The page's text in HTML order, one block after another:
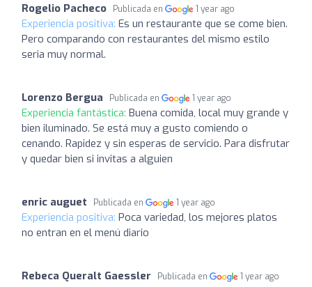
Rogelio Pacheco Publicada en 1 year ago
Experiencia positiva: Es un restaurante que se come bien.
Pero comparando con restaurantes del mismo estilo
seria muy normal.
Lorenzo Bergua Publicada en 1 year ago
Experiencia fantástica: Buena comida, local muy grande y
bien iluminado. Se está muy a gusto comiendo o
cenando. Rapidez y sin esperas de servicio. Para disfrutar
y quedar bien si invitas a alguien
enric auguet Publicada en 1 year ago
Experiencia positiva: Poca variedad, los mejores platos
no entran en el menú diario
Rebeca Queralt Gaessler Publicada en 1 year ago